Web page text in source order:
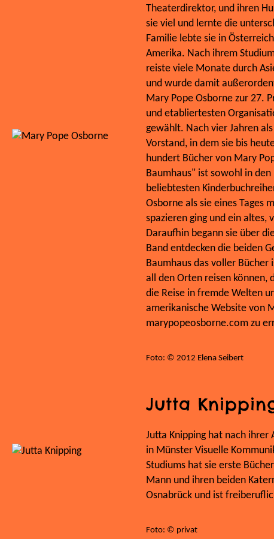
Theaterdirektor, und ihren
sie viel und lernte die
Familie lebte sie in
Amerika. Nach ihrem
reiste viele Monate durch
und wurde damit
Mary Pope Osborne zur 27.
und etabliertesten
gewählt. Nach vier Jahren
Vorstand, in dem sie bis
hundert Bücher von Mary
Baumhaus" ist sowohl in den
beliebtesten
Osborne als sie eines Tages
spazieren ging und ein altes,
Daraufhin begann sie über
Band entdecken die beiden
Baumhaus das voller Bücher
all den Orten reisen können,
die Reise in fremde Welten
amerikanische Website von
marypopeosborne.com zu
Foto: © 2012 Elena Seibert
Jutta
Jutta Knipping hat nach ihrer
in Münster Visuelle
Studiums hat sie erste
Mann und ihren beiden
Osnabrück und ist
Foto: © privat